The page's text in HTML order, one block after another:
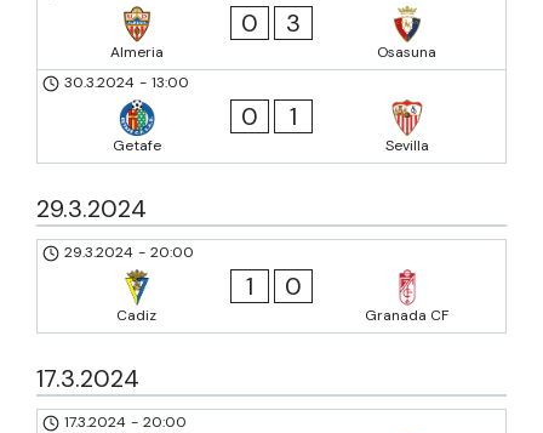
Almeria
0 3
Osasuna
30.3.2024 - 13:00
Getafe
0 1
Sevilla
29.3.2024
29.3.2024 - 20:00
Cadiz
1 0
Granada CF
17.3.2024
17.3.2024 - 20:00